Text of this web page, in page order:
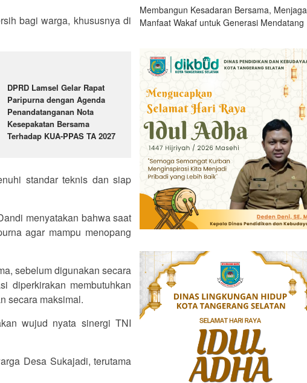
bagi warga, khususnya di
DPRD Lamsel Gelar Rapat
Paripurna dengan Agenda
Penandatanganan Nota
Kesepakatan Bersama
Terhadap KUA-PPAS TA 2027
standar teknis dan siap
menyatakan bahwa saat
agar mampu menopang
sebelum digunakan secara
diperkirakan membutuhkan
secara maksimal.
wujud nyata sinergi TNI
Desa Sukajadi, terutama
Membangun Kesadaran Bersama, Menjaga
Manfaat Wakaf untuk Generasi Mendatang